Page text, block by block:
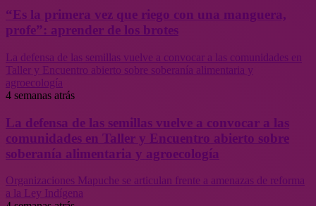
“Es la primera vez que riego con una manguera,
profe”: aprender de los brotes
La defensa de las semillas vuelve a convocar a las comunidades en
Taller y Encuentro abierto sobre soberanía alimentaria y
agroecología
4 semanas atrás
La defensa de las semillas vuelve a convocar a las
comunidades en Taller y Encuentro abierto sobre
soberanía alimentaria y agroecología
Organizaciones Mapuche se articulan frente a amenazas de reforma
a la Ley Indígena